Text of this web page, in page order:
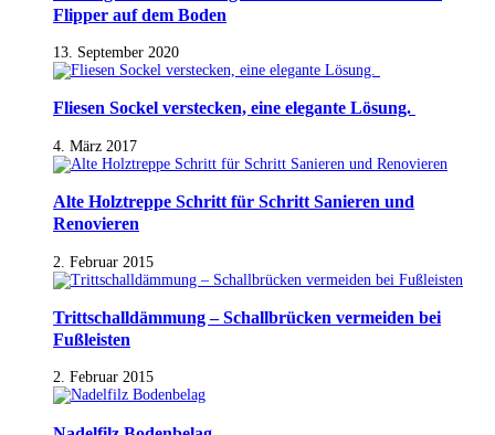
Flipper auf dem Boden
13. September 2020
Fliesen Sockel verstecken, eine elegante Lösung.
4. März 2017
Alte Holztreppe Schritt für Schritt Sanieren und
Renovieren
2. Februar 2015
Trittschalldämmung – Schallbrücken vermeiden bei
Fußleisten
2. Februar 2015